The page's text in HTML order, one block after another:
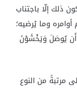
ذلك إلّا باجتناب
أوامره وما يُرضيه؛
أَن يُوصَلَ وَيَخْشَوْنَ
مرتبةً من النوع